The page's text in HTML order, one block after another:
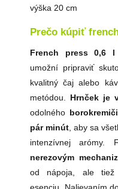
výška 20 cm
Prečo kúpiť
French press 0,6
umožní pripraviť
kvalitný čaj alebo
metódou. Hrnček je
odolného
pár minút , aby sa
intenzívnej arómy.
nerezovým
od nápoja, ale tiež